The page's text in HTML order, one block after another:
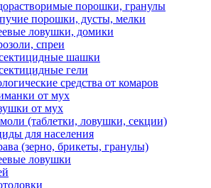
порошки, гранулы
порошки, дусты, мелки
ловушки, домики
спреи
шашки
гели
средства от комаров
от мух
от мух
(таблетки, ловушки, секции)
для населения
(зерно, брикеты, гранулы)
ловушки